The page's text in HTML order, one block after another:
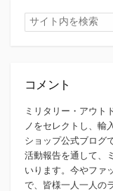
検
索
コメント
ミリタリー・アウト
ノをセレクトし、輸
ショップ公式ブログ
活動報告を通して、
いります。今やファ
で、皆様一人一人の